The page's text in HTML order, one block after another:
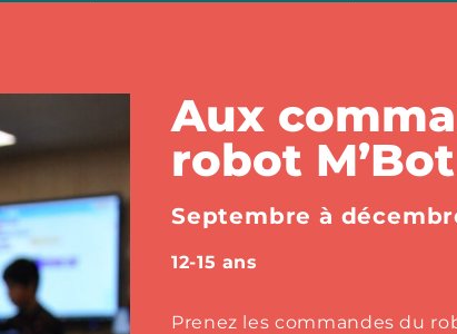
Aux
robot M’Bot
Septembre à
12-15 ans
Prenez les commandes du